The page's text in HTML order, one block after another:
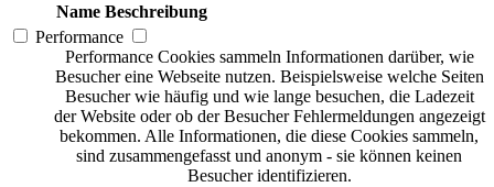
Name Beschreibung
Performance
Performance Cookies sammeln Informationen darüber, wie
Besucher eine Webseite nutzen. Beispielsweise welche Seiten
Besucher wie häufig und wie lange besuchen, die Ladezeit
der Website oder ob der Besucher Fehlermeldungen angezeigt
bekommen. Alle Informationen, die diese Cookies sammeln,
sind zusammengefasst und anonym - sie können keinen
Besucher identifizieren.